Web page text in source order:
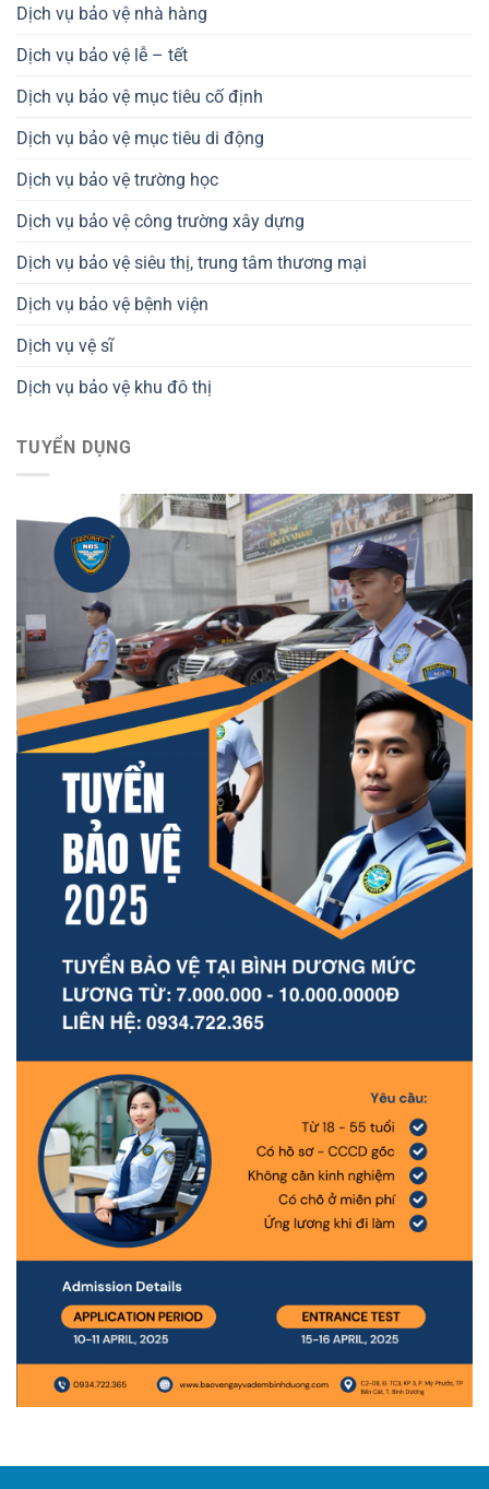
Dịch vụ bảo vệ nhà hàng
Dịch vụ bảo vệ lễ – tết
Dịch vụ bảo vệ mục tiêu cố định
Dịch vụ bảo vệ mục tiêu di động
Dịch vụ bảo vệ trường học
Dịch vụ bảo vệ công trường xây dựng
Dịch vụ bảo vệ siêu thị, trung tâm thương mại
Dịch vụ bảo vệ bệnh viện
Dịch vụ vệ sĩ
Dịch vụ bảo vệ khu đô thị
TUYỂN DỤNG